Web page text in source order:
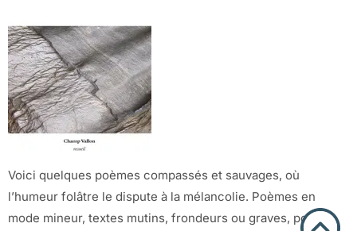
Voici quelques poèmes compassés et sauvages, où
l’humeur folâtre le dispute à la mélancolie. Poèmes en
mode mineur, textes mutins, frondeurs ou graves, pour «